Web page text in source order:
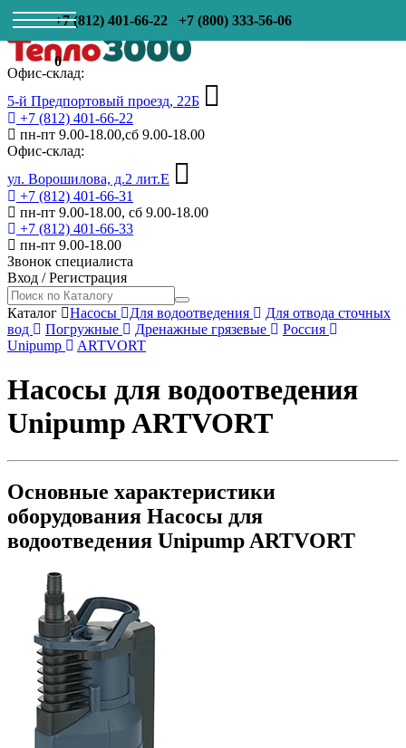
+7 (812) 401-66-22 +7 (800) 333-56-06
0
Офис-склад:
5-й Предпортовый проезд, 22Б
+7 (812) 401-66-22
пн-пт 9.00-18.00,сб 9.00-18.00
Офис-склад:
ул. Ворошилова, д.2 лит.Е
+7 (812) 401-66-31
пн-пт 9.00-18.00, сб 9.00-18.00
+7 (812) 401-66-33
пн-пт 9.00-18.00
Звонок специалиста
Вход /Регистрация
Каталог Насосы Для водоотведения
Для отвода сточных
вод
Погружные Дренажные грязевые
Россия
Unipump
ARTVORT
Насосы для водоотведения
Unipump ARTVORT
Основные характеристики
оборудования Насосы для
водоотведения Unipump ARTVORT